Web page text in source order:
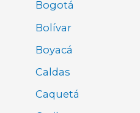
Bogotá
Bolívar
Boyacá
Caldas
Caquetá